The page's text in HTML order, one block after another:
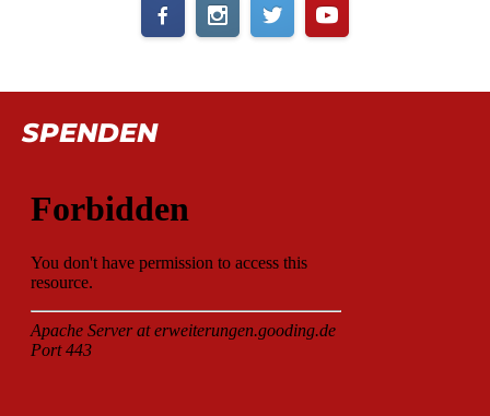
SPENDEN